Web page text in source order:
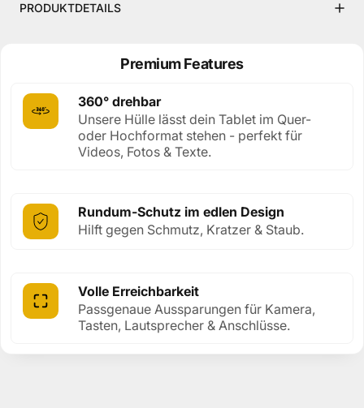
PRODUKTDETAILS
Premium Features
360° drehbar
Unsere Hülle lässt dein Tablet im Quer-
oder Hochformat stehen - perfekt für
Videos, Fotos & Texte.
Rundum-Schutz im edlen Design
Hilft gegen Schmutz, Kratzer & Staub.
Volle Erreichbarkeit
Passgenaue Aussparungen für Kamera,
Tasten, Lautsprecher & Anschlüsse.